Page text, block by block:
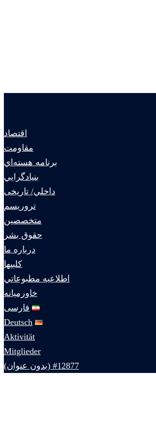
اقتصاد
مقاومت
برنامه هسته‌اي
بنيادگرايي
داخلي/ تاریخی
تروريسم
متخصصين
حقوق بشر
درباره ما
كليپها
اطلاعيه مطبوعاتي
خاورميانه
فارسی
Deutsch
Aktivität
Mitglieder
#12877 (بدون عنوان)